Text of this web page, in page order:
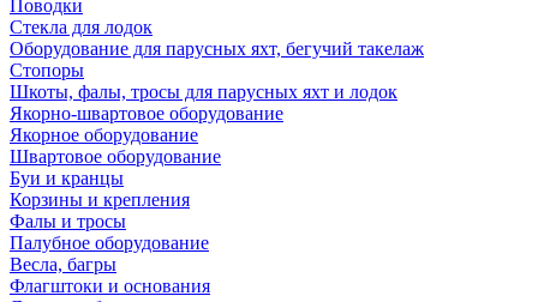
Поводки
Стекла для лодок
Оборудование для парусных яхт, бегучий такелаж
Стопоры
Шкоты, фалы, тросы для парусных яхт и лодок
Якорно-швартовое оборудование
Якорное оборудование
Швартовое оборудование
Буи и кранцы
Корзины и крепления
Фалы и тросы
Палубное оборудование
Весла, багры
Флагштоки и основания